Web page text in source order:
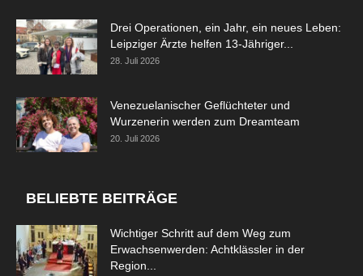
Drei Operationen, ein Jahr, ein neues Leben:
Leipziger Ärzte helfen 13-Jähriger...
28. Juli 2026
Venezuelanischer Geflüchteter und
Wurzenerin werden zum Dreamteam
20. Juli 2026
BELIEBTE BEITRÄGE
Wichtiger Schritt auf dem Weg zum
Erwachsenwerden: Achtklässler in der
Region...